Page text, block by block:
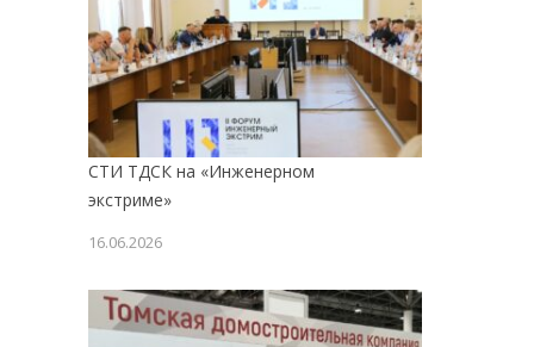
СТИ ТДСК на «Инженерном
экстриме»
16.06.2026